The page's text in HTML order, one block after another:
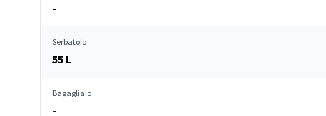
-
Serbatoio
55 L
Bagagliaio
-